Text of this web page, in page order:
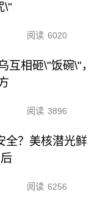
\"
阅读 6020
互相砸\"饭碗\"，
阅读 3896
全？美核潜光鲜
阅读 6256